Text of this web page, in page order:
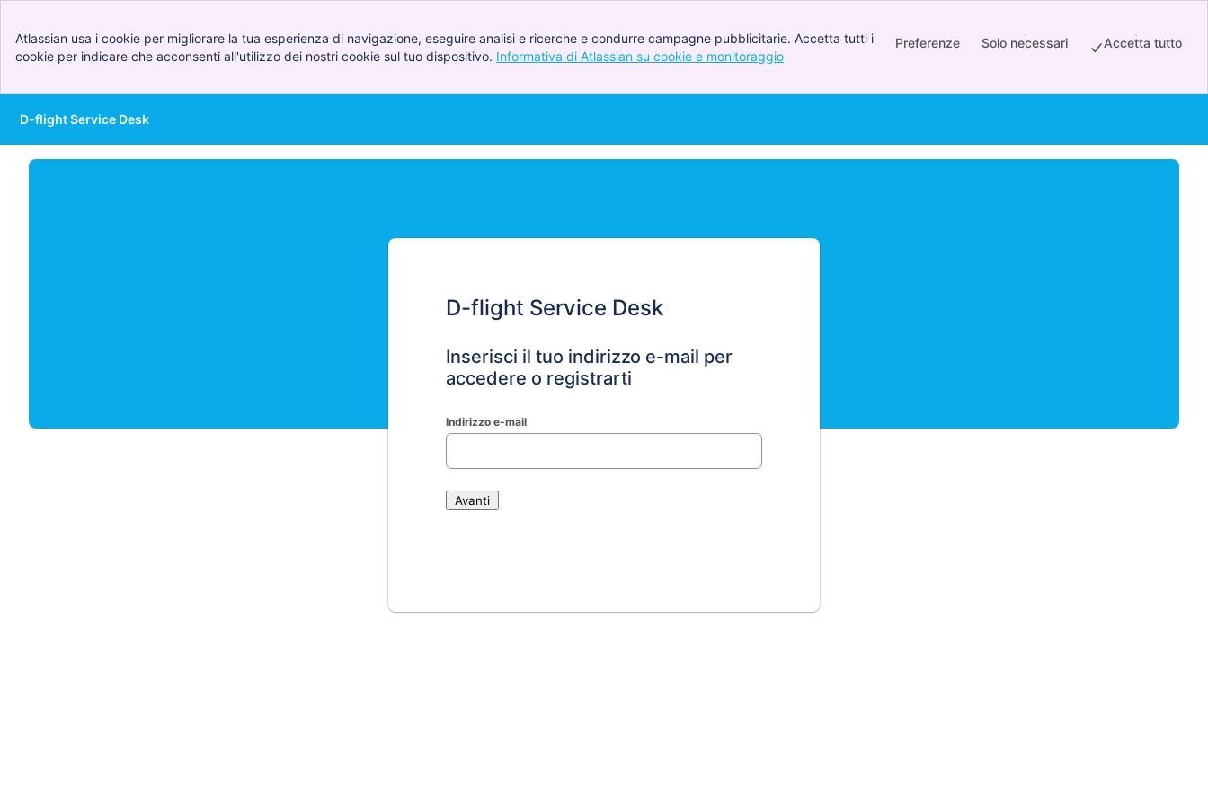
Atlassian usa i cookie per migliorare la tua esperienza di navigazione, eseguire analisi e ricerche e condurre campagne pubblicitarie. Accetta tutti i
cookie per indicare che acconsenti all'utilizzo dei nostri cookie sul tuo dispositivo. Informativa di Atlassian su cookie e monitoraggio
Preferenze Solo necessari Accetta tutto
D-flight Service Desk
D-flight Service Desk
Inserisci il tuo indirizzo e-mail per
accedere o registrarti
Indirizzo e-mail
Avanti